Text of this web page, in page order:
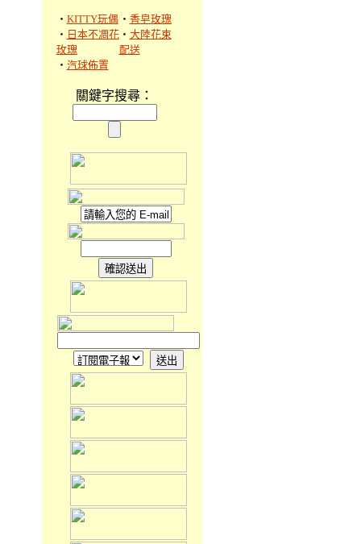
‧ KITTY玩偶 ‧ 香皂玫瑰
‧ 日本不凋花
玫瑰
‧ 大陸花束
配送
‧ 汽球佈置
關鍵字搜尋：